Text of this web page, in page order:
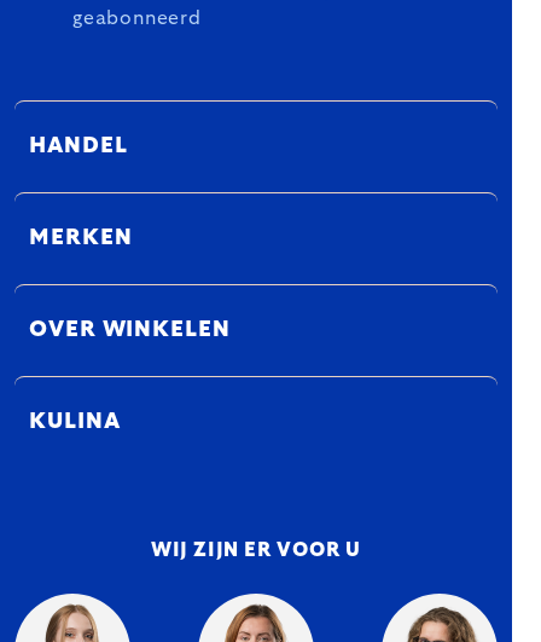
geabonneerd
HANDEL
MERKEN
OVER WINKELEN
KULINA
WIJ ZIJN ER VOOR U